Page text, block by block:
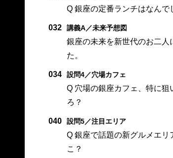
Q 銀座の定番ランチはなんで
032 講義A／未来予想図
銀座の未来を新世代のお二人
た。
034 設問4／穴場カフェ
Q 穴場の銀座カフェ、特に狙
ろ？
040 設問5／注目エリア
Q 銀座で話題の新グルメエリ
こ？